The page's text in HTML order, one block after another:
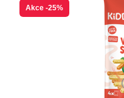
Akce -25%